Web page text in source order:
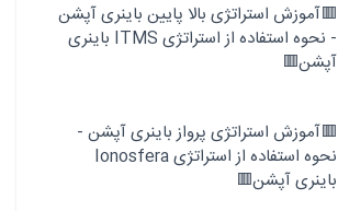
🟥آموزش استراتژی بالا پایین باینری آپشن
- نحوه استفاده از استراتژی ITMS باینری
آپشن🟥
🟥آموزش استراتژی پرواز باینری آپشن -
نحوه استفاده از استراتژی Ionosfera
باینری آپشن🟥